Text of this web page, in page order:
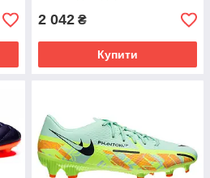
2 042 ₴
Купити